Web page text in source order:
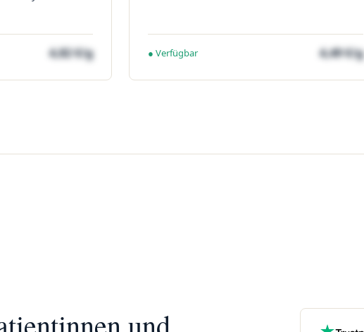
4,82 €/g ● Verfügbar 4,49 €/g